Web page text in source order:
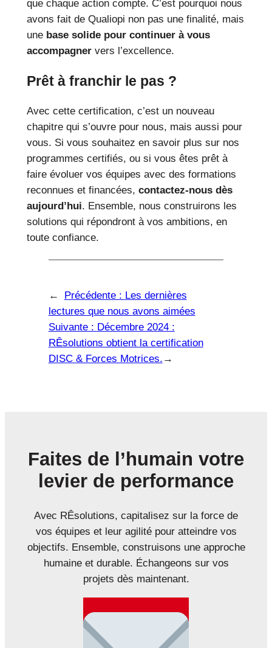
que chaque action compte. C’est pourquoi nous
avons fait de Qualiopi non pas une finalité, mais
une base solide pour continuer à vous
accompagnervers l’excellence.
Prêt à franchir le pas ?
Avec cette certification, c’est un nouveau
chapitre qui s’ouvre pour nous, mais aussi pour
vous. Si vous souhaitez en savoir plus sur nos
programmes certifiés, ou si vous êtes prêt à
faire évoluer vos équipes avec des formations
reconnues et financées, contactez-nous dès
aujourd’hui. Ensemble, nous construirons les
solutions qui répondront à vos ambitions, en
toute confiance.
← Précédente : Les dernières
lectures que nous avons aimées
Suivante : Décembre 2024 :
RÊsolutions obtient la certification
DISC & Forces Motrices. →
Faites de l’humain votre
levier de performance
Avec RÊsolutions, capitalisez sur la force de
vos équipes et leur agilité pour atteindre vos
objectifs. Ensemble, construisons une approche
humaine et durable. Échangeons sur vos
projets dès maintenant.